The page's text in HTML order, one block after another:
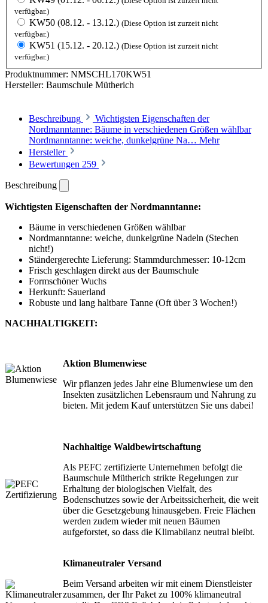
verfügbar.)
KW50 (08.12. - 13.12.) (Diese Option ist zurzeit nicht
verfügbar.)
KW51 (15.12. - 20.12.) (Diese Option ist zurzeit nicht
verfügbar.)
Produktnummer: NMSCHL170KW51
Hersteller: Baumschule Mütherich
Beschreibung
Wichtigsten Eigenschaften der
Nordmanntanne: Bäume in verschiedenen Größen wählbar
Nordmanntanne: weiche, dunkelgrüne Na… Mehr
Hersteller
Bewertungen 259
Beschreibung
Wichtigsten Eigenschaften der Nordmanntanne:
Bäume in verschiedenen Größen wählbar
Nordmanntanne: weiche, dunkelgrüne Nadeln (Stechen
nicht!)
Ständergerechte Lieferung: Stammdurchmesser: 10-12cm
Frisch geschlagen direkt aus der Baumschule
Formschöner Wuchs
Herkunft: Sauerland
Robuste und lang haltbare Tanne (Oft über 3 Wochen!)
NACHHALTIGKEIT:
Aktion Blumenwiese
Wir pflanzen jedes Jahr eine Blumenwiese um den
Insekten zusätzlichen Lebensraum und Nahrung zu
bieten. Mit jedem Kauf unterstützen Sie uns dabei!
Nachhaltige Waldbewirtschaftung
Als PEFC zertifizierte Unternehmen befolgt die
Baumschule Mütherich strikte Regelungen zur
Erhaltung der biologischen Vielfalt, des
Bodenschutzes sowie der Arbeitssicherheit, die weit
über die Gesetzgebung hinausgeben. Freie Flächen
werden zudem wieder mit neuen Bäumen
aufgeforstet, so dass die Klimabilanz neutral bleibt.
Klimaneutraler Versand
Beim Versand arbeiten wir mit einem Dienstleister
zusammen, der Ihr Paket zu 100% klimaneutral